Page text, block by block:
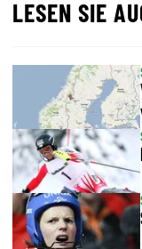
LESEN SIE